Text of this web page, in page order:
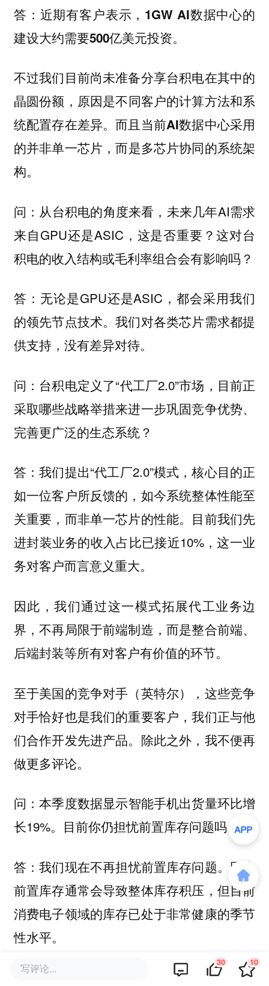
答：近期有客户表示，1GW AI数据中心的
建设大约需要500亿美元投资。
不过我们目前尚未准备分享台积电在其中的
晶圆份额，原因是不同客户的计算方法和系
统配置存在差异。而且当前AI数据中心采用
的并非单一芯片，而是多芯片协同的系统架
构。
问： 从台积电的角度来看，未来几年AI需求
来自GPU还是ASIC，这是否重要？这对台
积电的收入结构或毛利率组合会有影响吗？
答： 无论是GPU还是ASIC，都会采用我们
的领先节点技术。我们对各类芯片需求都提
供支持，没有差异对待。
问： 台积电定义了“代工厂2.0”市场，目前正
采取哪些战略举措来进一步巩固竞争优势、
完善更广泛的生态系统？
答：我们提出“代工厂2.0”模式，核心目的正
如一位客户所反馈的，如今系统整体性能至
关重要，而非单一芯片的性能。目前我们先
进封装业务的收入占比已接近10%，这一业
务对客户而言意义重大。
因此，我们通过这一模式拓展代工业务边
界，不再局限于前端制造，而是整合前端、
后端封装等所有对客户有价值的环节。
至于美国的竞争对手（英特尔），这些竞争
对手恰好也是我们的重要客户，我们正与他
们合作开发先进产品。 除此之外，我不便再
做更多评论。
问：本季度数据显示智能手机出货量环比增
长19%。目前你仍担忧前置库存问题吗？
答：我们现在不再担忧前置库存问题。因为
前置库存通常会导致整体库存积压，但目前
消费电子领域的库存已处于非常健康的季节
性水平。
本文来自 ，作者：苏扬 无忌，36
写评论... 30 10